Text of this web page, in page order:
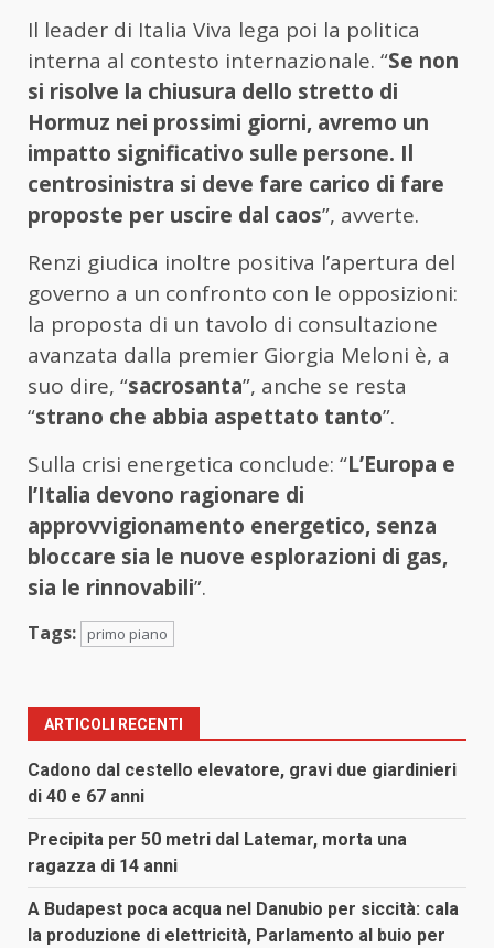
Il leader di Italia Viva lega poi la politica
interna al contesto internazionale. “Se non
si risolve la chiusura dello stretto di
Hormuz nei prossimi giorni, avremo un
impatto significativo sulle persone. Il
centrosinistra si deve fare carico di fare
proposte per uscire dal caos”, avverte.
Renzi giudica inoltre positiva l’apertura del
governo a un confronto con le opposizioni:
la proposta di un tavolo di consultazione
avanzata dalla premier Giorgia Meloni è, a
suo dire, “sacrosanta”, anche se resta
“strano che abbia aspettato tanto”.
Sulla crisi energetica conclude: “L’Europa e
l’Italia devono ragionare di
approvvigionamento energetico, senza
bloccare sia le nuove esplorazioni di gas,
sia le rinnovabili”.
Tags: primo piano
ARTICOLI RECENTI
Cadono dal cestello elevatore, gravi due giardinieri
di 40 e 67 anni
Precipita per 50 metri dal Latemar, morta una
ragazza di 14 anni
A Budapest poca acqua nel Danubio per siccità: cala
la produzione di elettricità, Parlamento al buio per